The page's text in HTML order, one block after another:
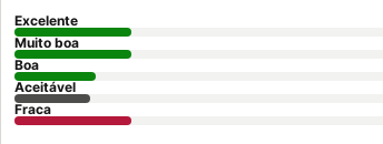
Excelente
Muito boa
Boa
Aceitável
Fraca